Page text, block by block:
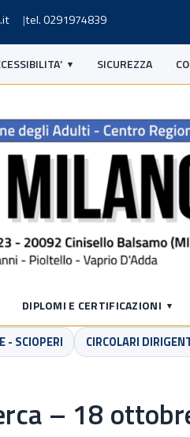
tel. 0291974839
SICUREZZA
DIPLOMI E CERTIFICAZIONI
- SCIOPERI
CIRCOLARI
– 18